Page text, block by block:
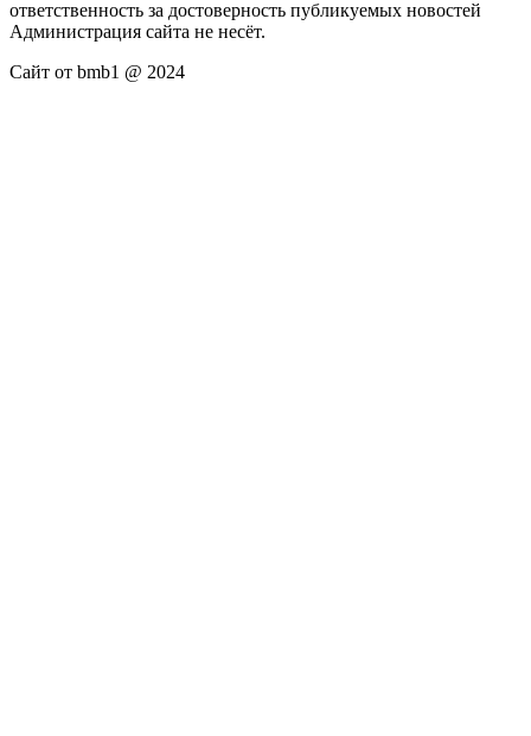
ответственность за достоверность публикуемых новостей
Администрация сайта не несёт.
Сайт от bmb1 @ 2024